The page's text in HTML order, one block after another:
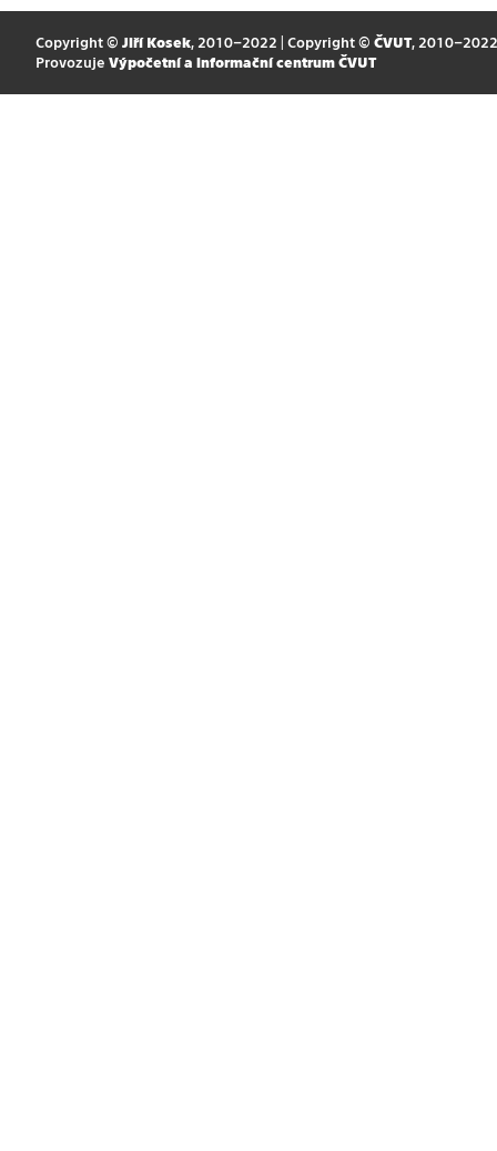
Copyright © Jiří Kosek, 2010–2022 | Copyright © ČVUT, 2010–2022
Provozuje Výpočetní a informační centrum ČVUT